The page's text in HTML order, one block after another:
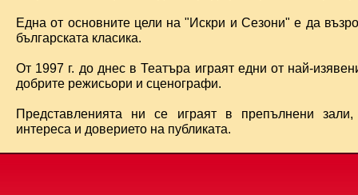
Една от основните цели на "Искри и Сезони" е да
българската класика.
От 1997 г. до днес в Театъра играят едни от най-
добрите режисьори и сценографи.
Представленията ни се играят в препълнени
интереса и доверието на публиката.